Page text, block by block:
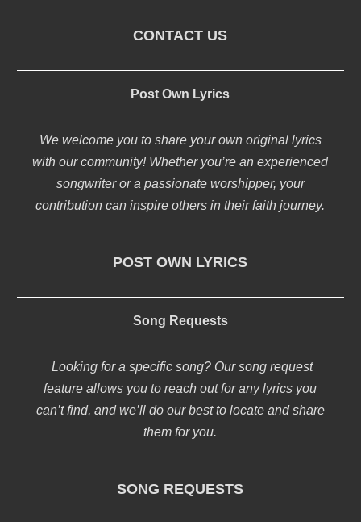
CONTACT US
Post Own Lyrics
We welcome you to share your own original lyrics
with our community! Whether you’re an experienced
songwriter or a passionate worshipper, your
contribution can inspire others in their faith journey.
POST OWN LYRICS
Song Requests
Looking for a specific song? Our song request
feature allows you to reach out for any lyrics you
can’t find, and we’ll do our best to locate and share
them for you.
SONG REQUESTS